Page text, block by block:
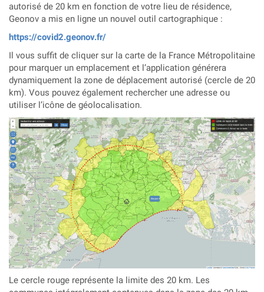
autorisé de 20 km en fonction de votre lieu de résidence,
Geonov a mis en ligne un nouvel outil cartographique :
https://covid2.geonov.fr/
Il vous suffit de cliquer sur la carte de la France Métropolitaine
pour marquer un emplacement et l’application générera
dynamiquement la zone de déplacement autorisé (cercle de 20
km). Vous pouvez également rechercher une adresse ou
utiliser l’icône de géolocalisation.
Le cercle rouge représente la limite des 20 km. Les